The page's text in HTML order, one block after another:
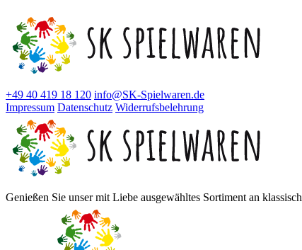
+49 40 419 18 120 info@SK-Spielwaren.de
Impressum Datenschutz Widerrufsbelehrung
Genießen Sie unser mit Liebe ausgewähltes Sortiment an